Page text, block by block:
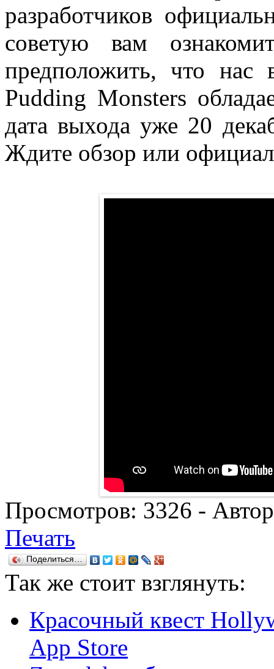
разработчиков
советую вам
предположить, что
Pudding Monsters
дата выхода уже 20
Ждите обзор или
Просмотров: 3326 -
Печать
Поделиться…
Так же стоит взглянуть:
Красочный квест
App Store